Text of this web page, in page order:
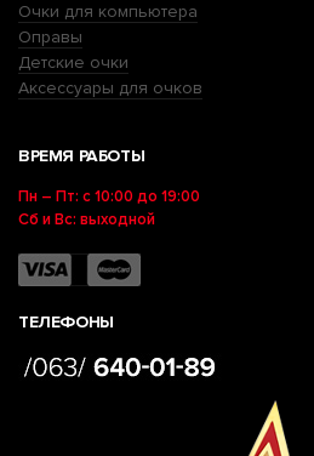
Очки для компьютера
Оправы
Детские очки
Аксессуары для очков
ВРЕМЯ РАБОТЫ
Пн – Пт: с 10:00 до 19:00
Сб и Вс: выходной
ТЕЛЕФОНЫ